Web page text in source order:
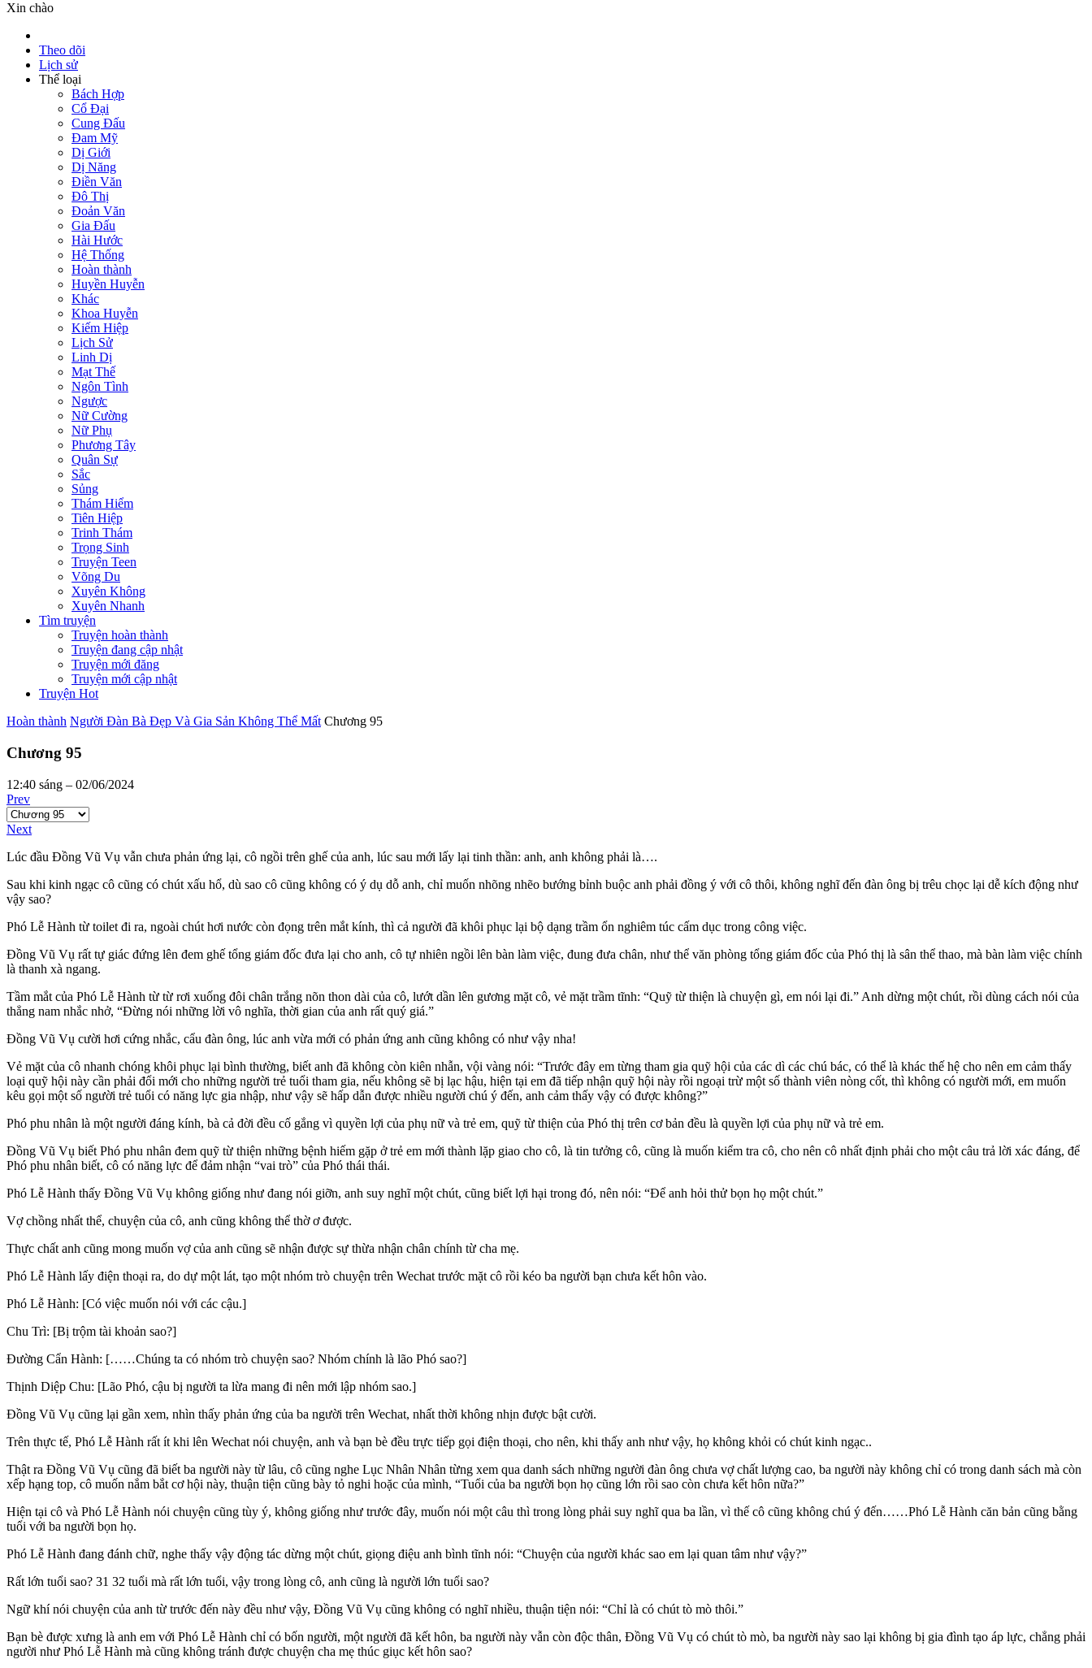
Xin chào
Theo dõi
Lịch sử
Thể loại
Bách Hợp
Cổ Đại
Cung Đấu
Đam Mỹ
Dị Giới
Dị Năng
Điền Văn
Đô Thị
Đoản Văn
Gia Đấu
Hài Hước
Hệ Thống
Hoàn thành
Huyền Huyễn
Khác
Khoa Huyễn
Kiếm Hiệp
Lịch Sử
Linh Dị
Mạt Thế
Ngôn Tình
Ngược
Nữ Cường
Nữ Phụ
Phương Tây
Quân Sự
Sắc
Sủng
Thám Hiểm
Tiên Hiệp
Trinh Thám
Trọng Sinh
Truyện Teen
Võng Du
Xuyên Không
Xuyên Nhanh
Tìm truyện
Truyện hoàn thành
Truyện đang cập nhật
Truyện mới đăng
Truyện mới cập nhật
Truyện Hot
Hoàn thành Người Đàn Bà Đẹp Và Gia Sản Không Thể Mất Chương 95
Chương 95
12:40 sáng – 02/06/2024
Prev
Next
Lúc đầu Đồng Vũ Vụ vẫn chưa phản ứng lại, cô ngồi trên ghế của anh, lúc sau mới lấy lại tinh thần: anh, anh không phải là….
Sau khi kinh ngạc cô cũng có chút xấu hổ, dù sao cô cũng không có ý dụ dỗ anh, chỉ muốn nhõng nhẽo bướng bỉnh buộc anh phải đồng ý với cô thôi, không nghĩ đến đàn ông bị trêu chọc lại dễ kích động như
vậy sao?
Phó Lễ Hành từ toilet đi ra, ngoài chút hơi nước còn đọng trên mắt kính, thì cả người đã khôi phục lại bộ dạng trầm ổn nghiêm túc cấm dục trong công việc.
Đồng Vũ Vụ rất tự giác đứng lên đem ghế tổng giám đốc đưa lại cho anh, cô tự nhiên ngồi lên bàn làm việc, đung đưa chân, như thể văn phòng tổng giám đốc của Phó thị là sân thể thao, mà bàn làm việc chính
là thanh xà ngang.
Tầm mắt của Phó Lễ Hành từ từ rơi xuống đôi chân trắng nõn thon dài của cô, lướt dần lên gương mặt cô, vẻ mặt trầm tĩnh: “Quỹ từ thiện là chuyện gì, em nói lại đi.” Anh dừng một chút, rồi dùng cách nói của
thẳng nam nhắc nhở, “Đừng nói những lời vô nghĩa, thời gian của anh rất quý giá.”
Đồng Vũ Vụ cười hơi cứng nhắc, cẩu đàn ông, lúc anh vừa mới có phản ứng anh cũng không có như vậy nha!
Vẻ mặt của cô nhanh chóng khôi phục lại bình thường, biết anh đã không còn kiên nhẫn, vội vàng nói: “Trước đây em từng tham gia quỹ hội của các dì các chú bác, có thể là khác thế hệ cho nên em cảm thấy
loại quỹ hội này cần phải đổi mới cho những người trẻ tuổi tham gia, nếu không sẽ bị lạc hậu, hiện tại em đã tiếp nhận quỹ hội này rồi ngoại trừ một số thành viên nòng cốt, thì không có người mới, em muốn
kêu gọi một số người trẻ tuổi có năng lực gia nhập, như vậy sẽ hấp dẫn được nhiều người chú ý đến, anh cảm thấy vậy có được không?”
Phó phu nhân là một người đáng kính, bà cả đời đều cố gắng vì quyền lợi của phụ nữ và trẻ em, quỹ từ thiện của Phó thị trên cơ bản đều là quyền lợi của phụ nữ và trẻ em.
Đồng Vũ Vụ biết Phó phu nhân đem quỹ từ thiện những bệnh hiếm gặp ở trẻ em mới thành lặp giao cho cô, là tin tưởng cô, cũng là muốn kiểm tra cô, cho nên cô nhất định phải cho một câu trả lời xác đáng, để
Phó phu nhân biết, cô có năng lực để đảm nhận “vai trò” của Phó thái thái.
Phó Lễ Hành thấy Đồng Vũ Vụ không giống như đang nói giỡn, anh suy nghĩ một chút, cũng biết lợi hại trong đó, nên nói: “Để anh hỏi thử bọn họ một chút.”
Vợ chồng nhất thể, chuyện của cô, anh cũng không thể thờ ơ được.
Thực chất anh cũng mong muốn vợ của anh cũng sẽ nhận được sự thừa nhận chân chính từ cha mẹ.
Phó Lễ Hành lấy điện thoại ra, do dự một lát, tạo một nhóm trò chuyện trên Wechat trước mặt cô rồi kéo ba người bạn chưa kết hôn vào.
Phó Lễ Hành: [Có việc muốn nói với các cậu.]
Chu Trì: [Bị trộm tài khoản sao?]
Đường Cẩn Hành: [……Chúng ta có nhóm trò chuyện sao? Nhóm chính là lão Phó sao?]
Thịnh Diệp Chu: [Lão Phó, cậu bị người ta lừa mang đi nên mới lập nhóm sao.]
Đồng Vũ Vụ cũng lại gần xem, nhìn thấy phản ứng của ba người trên Wechat, nhất thời không nhịn được bật cười.
Trên thực tế, Phó Lễ Hành rất ít khi lên Wechat nói chuyện, anh và bạn bè đều trực tiếp gọi điện thoại, cho nên, khi thấy anh như vậy, họ không khỏi có chút kinh ngạc..
Thật ra Đồng Vũ Vụ cũng đã biết ba người này từ lâu, cô cũng nghe Lục Nhân Nhân từng xem qua danh sách những người đàn ông chưa vợ chất lượng cao, ba người này không chỉ có trong danh sách mà còn
xếp hạng top, cô muốn nắm bắt cơ hội này, thuận tiện cũng bày tỏ nghi hoặc của mình, “Tuổi của ba người bọn họ cũng lớn rồi sao còn chưa kết hôn nữa?”
Hiện tại cô và Phó Lễ Hành nói chuyện cũng tùy ý, không giống như trước đây, muốn nói một câu thì trong lòng phải suy nghĩ qua ba lần, vì thế cô cũng không chú ý đến……Phó Lễ Hành căn bản cũng bằng
tuổi với ba người bọn họ.
Phó Lễ Hành đang đánh chữ, nghe thấy vậy động tác dừng một chút, giọng điệu anh bình tĩnh nói: “Chuyện của người khác sao em lại quan tâm như vậy?”
Rất lớn tuổi sao? 31 32 tuổi mà rất lớn tuổi, vậy trong lòng cô, anh cũng là người lớn tuổi sao?
Ngữ khí nói chuyện của anh từ trước đến này đều như vậy, Đồng Vũ Vụ cũng không có nghĩ nhiều, thuận tiện nói: “Chỉ là có chút tò mò thôi.”
Bạn bè được xưng là anh em với Phó Lễ Hành chỉ có bốn người, một người đã kết hôn, ba người này vẫn còn độc thân, Đồng Vũ Vụ có chút tò mò, ba người này sao lại không bị gia đình tạo áp lực, chẳng phải
người như Phó Lễ Hành mà cũng không tránh được chuyện cha mẹ thúc giục kết hôn sao?